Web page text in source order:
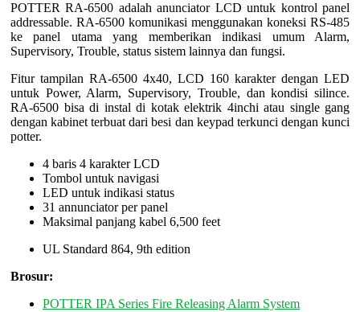
POTTER RA-6500 adalah anunciator LCD untuk kontrol panel
addressable. RA-6500 komunikasi menggunakan koneksi RS-485
ke panel utama yang memberikan indikasi umum Alarm,
Supervisory, Trouble, status sistem lainnya dan fungsi.
Fitur tampilan RA-6500 4x40, LCD 160 karakter dengan LED
untuk Power, Alarm, Supervisory, Trouble, dan kondisi silince.
RA-6500 bisa di instal di kotak elektrik 4inchi atau single gang
dengan kabinet terbuat dari besi dan keypad terkunci dengan kunci
potter.
4 baris 4 karakter LCD
Tombol untuk navigasi
LED untuk indikasi status
31 annunciator per panel
Maksimal panjang kabel 6,500 feet
UL Standard 864, 9th edition
Brosur:
POTTER IPA Series Fire Releasing Alarm System